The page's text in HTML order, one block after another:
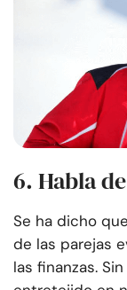
6. Habla
Se ha dicho
de las parejas
las finanzas.